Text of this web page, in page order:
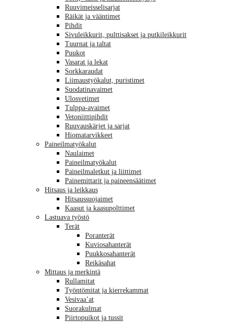
Ruuvimeisselisarjat
Räikät ja vääntimet
Pihdit
Sivuleikkurit, pulttisakset ja putkileikkurit
Tuurnat ja taltat
Puukot
Vasarat ja lekat
Sorkkaraudat
Liimaustyökalut, puristimet
Suodatinavaimet
Ulosvetimet
Tulppa-avaimet
Vetoniittipihdit
Ruuvauskärjet ja sarjat
Hiomatarvikkeet
Paineilmatyökalut
Naulaimet
Paineilmatyökalut
Paineilmaletkut ja liittimet
Painemittarit ja paineensäätimet
Hitsaus ja leikkaus
Hitsaussuojaimet
Kaasut ja kaasupolttimet
Lastuava työstö
Terät
Poranterät
Kuviosahanterät
Puukkosahanterät
Reikäsahat
Mittaus ja merkintä
Rullamitat
Työntömitat ja kierrekammat
Vesivaa’at
Suorakulmat
Piirtopuikot ja tussit